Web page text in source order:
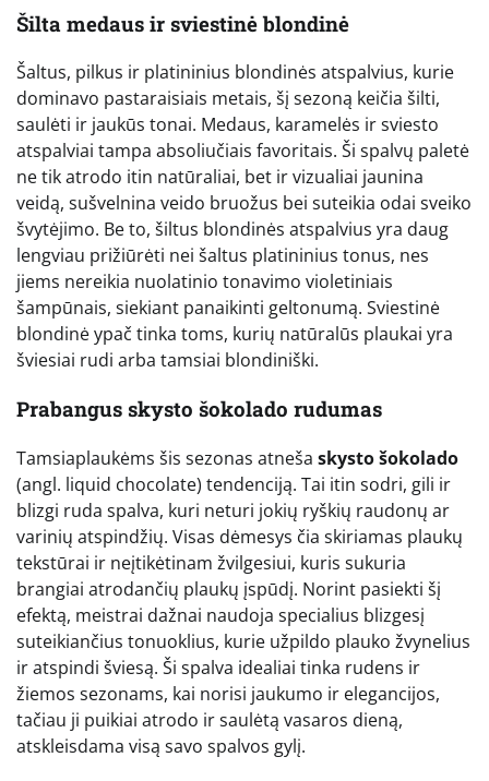
Šilta medaus ir sviestinė blondinė
Šaltus, pilkus ir platininius blondinės atspalvius, kurie
dominavo pastaraisiais metais, šį sezoną keičia šilti,
saulėti ir jaukūs tonai. Medaus, karamelės ir sviesto
atspalviai tampa absoliučiais favoritais. Ši spalvų paletė
ne tik atrodo itin natūraliai, bet ir vizualiai jaunina
veidą, sušvelnina veido bruožus bei suteikia odai sveiko
švytėjimo. Be to, šiltus blondinės atspalvius yra daug
lengviau prižiūrėti nei šaltus platininius tonus, nes
jiems nereikia nuolatinio tonavimo violetiniais
šampūnais, siekiant panaikinti geltonumą. Sviestinė
blondinė ypač tinka toms, kurių natūralūs plaukai yra
šviesiai rudi arba tamsiai blondiniški.
Prabangus skysto šokolado rudumas
Tamsiaplaukėms šis sezonas atneša skysto šokolado
(angl. liquid chocolate) tendenciją. Tai itin sodri, gili ir
blizgi ruda spalva, kuri neturi jokių ryškių raudonų ar
varinių atspindžių. Visas dėmesys čia skiriamas plaukų
tekstūrai ir neįtikėtinam žvilgesiui, kuris sukuria
brangiai atrodančių plaukų įspūdį. Norint pasiekti šį
efektą, meistrai dažnai naudoja specialius blizgesį
suteikiančius tonuoklius, kurie užpildo plauko žvynelius
ir atspindi šviesą. Ši spalva idealiai tinka rudens ir
žiemos sezonams, kai norisi jaukumo ir elegancijos,
tačiau ji puikiai atrodo ir saulėtą vasaros dieną,
atskleisdama visą savo spalvos gylį.